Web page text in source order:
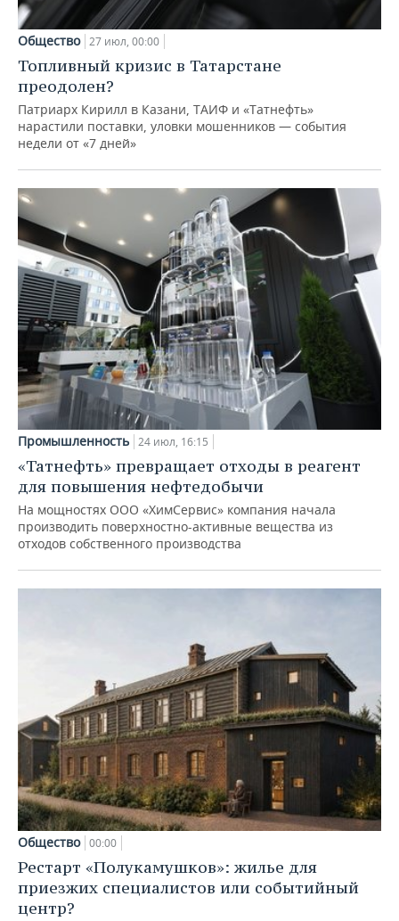
Общество 27 июл, 00:00
Топливный кризис в Татарстане
преодолен?
Патриарх Кирилл в Казани, ТАИФ и «Татнефть»
нарастили поставки, уловки мошенников — события
недели от «7 дней»
Промышленность 24 июл, 16:15
«Татнефть» превращает отходы в реагент
для повышения нефтедобычи
На мощностях ООО «ХимСервис» компания начала
производить поверхностно-активные вещества из
отходов собственного производства
Общество 00:00
Рестарт «Полукамушков»: жилье для
приезжих специалистов или событийный
центр?